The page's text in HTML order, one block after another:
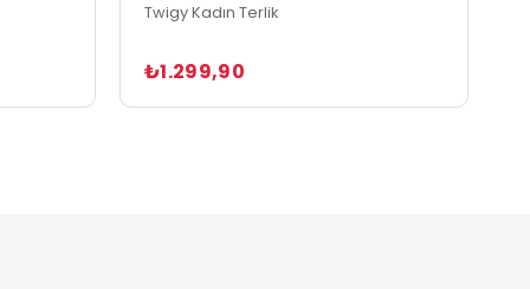
Twigy Kadın Terlik
₺1.299,90